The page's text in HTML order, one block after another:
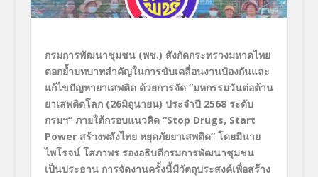
กรมการพัฒนาชุมชน (พช.) สังกัดกระทรวงมหาดไทย
ตอกย้ำบทบาทสำคัญในการขับเคลื่อนงานป้องกันและ
แก้ไขปัญหายาเสพติด ด้วยการจัด “มหกรรมวันต่อต้าน
ยาเสพติดโลก (26มิถุนายน) ประจำปี 2568ระดับ
กรมฯ” ภายใต้กรอบแนวคิด “Stop Drugs, Start
Power สร้างพลังไทย หยุดภัยยาเสพติด” โดยมีนาย
ไพโรจน์ โสภาพร รองอธิบดีกรมการพัฒนาชุมชน
เป็นประธาน การจัดงานครั้งนี้มีวัตถุประสงค์เพื่อสร้าง